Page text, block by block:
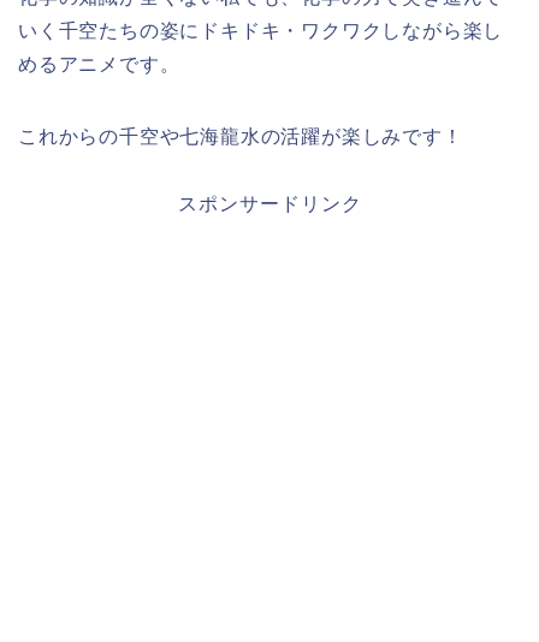
いく千空たちの姿にドキドキ・ワクワクしながら楽し
めるアニメです。
これからの千空や七海龍水の活躍が楽しみです！
スポンサードリンク